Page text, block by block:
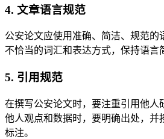
4. 文章语言规范
公安论文应使用准确、简洁、规范的
不恰当的词汇和表达方式，保持语言
5. 引用规范
在撰写公安论文时，要注重引用他人
他人观点和数据时，要明确出处，并
标注。